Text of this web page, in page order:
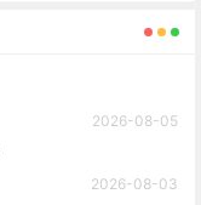
2026-08-05
2026-08-03